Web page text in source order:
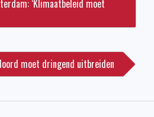
‘Klimaatbeleid moet
moet dringend uitbreiden